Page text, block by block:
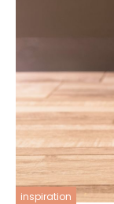
inspiration